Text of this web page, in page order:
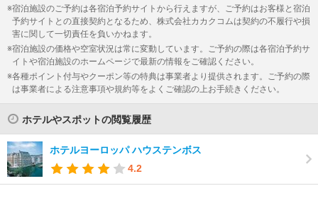
宿泊施設のご予約は各宿泊予約サイトから行えますが、ご予約はお客様と宿泊
予約サイトとの直接契約となるため、株式会社カカクコムは契約の不履行や損
害に関して一切責任を負いかねます。
宿泊施設の価格や空室状況は常に変動しています。ご予約の際は各宿泊予約サ
イトや宿泊施設のホームページで最新の情報をご確認ください。
各種ポイント付与やクーポン等の特典は事業者より提供されます。ご予約の際
は事業者による注意事項や規約等をよくご確認の上お手続きください。
ホテルやスポットの閲覧履歴
ホテルヨーロッパ ハウステンボス
4.2